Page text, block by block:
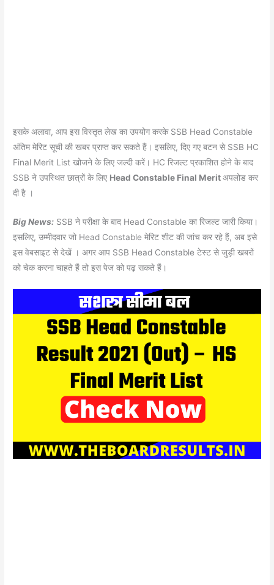
इसके अलावा, आप इस विस्तृत लेख का उपयोग करके SSB Head Constable
अंतिम मेरिट सूची की खबर प्राप्त कर सकते हैं। इसलिए, दिए गए बटन से SSB HC
Final Merit List खोजने के लिए जल्दी करें। HC रिजल्ट प्रकाशित होने के बाद
SSB ने उपस्थित छात्रों के लिए Head Constable Final Meritअपलोड कर
दी है ।
Big News: SSB ने परीक्षा के बाद Head Constable का रिजल्ट जारी किया।
इसलिए, उम्मीदवार जो Head Constable मेरिट शीट की जांच कर रहे हैं, अब इसे
इस वेबसाइट से देखें । अगर आप SSB Head Constable टेस्ट से जुड़ी खबरों
को चेक करना चाहते हैं तो इस पेज को पढ़ सकते हैं।